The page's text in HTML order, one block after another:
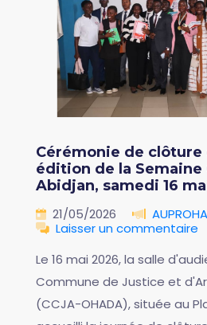
Cérémonie de clôture
édition de la Semaine
Abidjan, samedi 16
21/05/2026
Laisser un commentaire
Le 16 mai 2026, la salle
Commune de Justice et
(CCJA-OHADA), située au